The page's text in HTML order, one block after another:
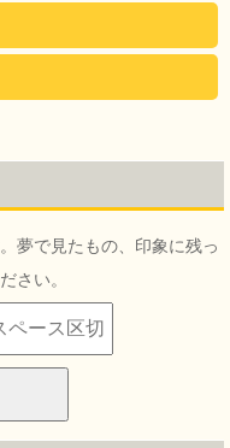
夢で見たもの、印象に残っ
さい。